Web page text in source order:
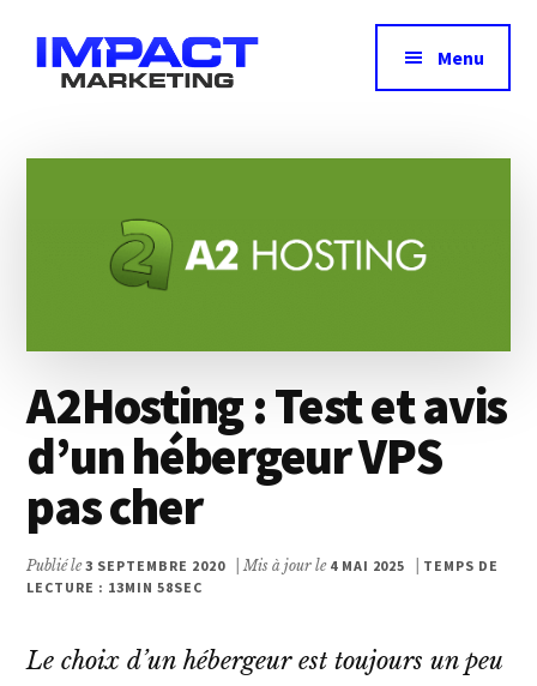
contenu
menu
Marketing
test
comparatif
meilleurs
Menu
A2Hosting : Test et avis
d’un hébergeur VPS
pas cher
Publié le3 SEPTEMBRE 2020 | Mis à jour le 4 MAI 2025
TEMPS DE
LECTURE : 13MIN 58SEC
Le choix d’un hébergeur est toujours un peu